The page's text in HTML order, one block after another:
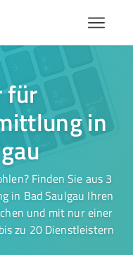
für
in
Finden Sie aus 3
in Bad Saulgau Ihren
und mit nur einer
zu 20 Dienstleistern